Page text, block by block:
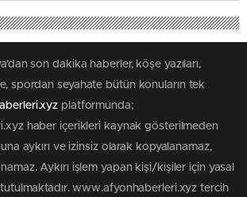
son dakika haberler, köşe yazıları,
spordan seyahate bütün konuların tek
platformunda;
haber içerikleri kaynak gösterilmeden
aykırı ve izinsiz olarak kopyalanamaz,
Aykırı işlem yapan kişi/kişiler için yasal
tutulmaktadır. www.afyonhaberleri.xyz tercih